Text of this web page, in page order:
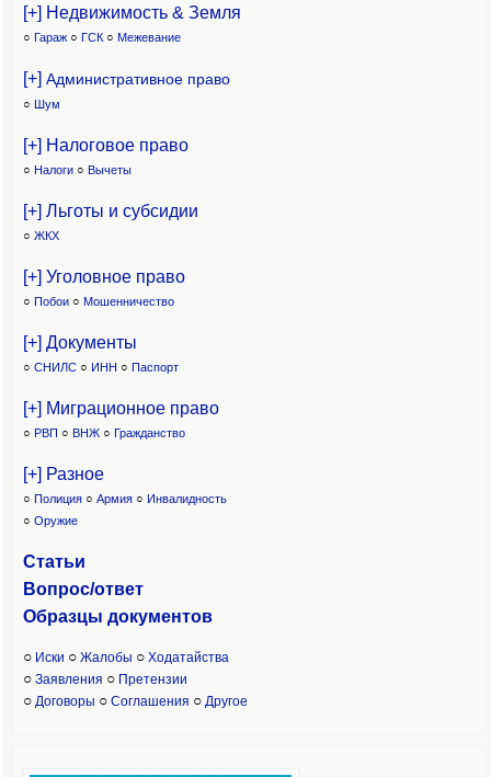
[+] Недвижимость & Земля
○ Гараж ○ ГСК ○ Межевание
[+] Административное право
○ Шум
[+] Налоговое право
○ Налоги ○ Вычеты
[+] Льготы и субсидии
○ ЖКХ
[+] Уголовное право
○ Побои ○ Мошенничество
[+] Документы
○ СНИЛС ○ ИНН ○ Паспорт
[+] Миграционное право
○ РВП ○ ВНЖ ○ Гражданство
[+] Разное
○ Полиция ○ Армия ○ Инвалидность
○ Оружие
Статьи
Вопрос/ответ
Образцы документов
○ Иски ○ Жалобы ○ Ходатайства
○ Заявления ○ Претензии
○ Договоры ○ Соглашения ○ Другое